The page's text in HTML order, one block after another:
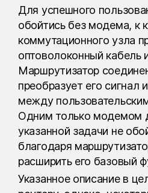
Для успешного
обойтись без модема, к
коммутационного узла
оптоволоконный кабель
Маршрутизатор
преобразует его сигнал
между
Одним только модемом
указанной задачи не
благодаря
расширить его базовый
Указанное описание в